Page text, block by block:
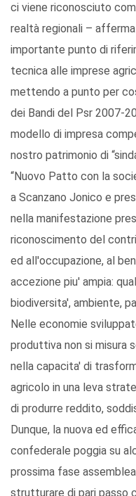
ci viene riconosciuto
realtà regionali –
importante punto di
tecnica alle imprese
mettendo a punto per
dei Bandi del Psr 2007-
modello di impresa
nostro patrimonio di
“Nuovo Patto con la
a Scanzano Jonico e
nella manifestazione
riconoscimento del
ed all'occupazione, al
accezione piu' ampia:
biodiversita', ambiente,
Nelle economie
produttiva non si misura
nella capacita' di
agricolo in una leva
di produrre reddito,
Dunque, la nuova ed
confederale poggia su
prossima fase
strutturare di pari passo